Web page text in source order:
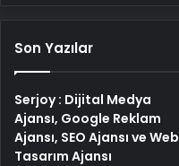
Son Yazılar
Serjoy : Dijital Medya
Ajansı, Google Reklam
Ajansı, SEO Ajansı ve Web
Tasarım Ajansı